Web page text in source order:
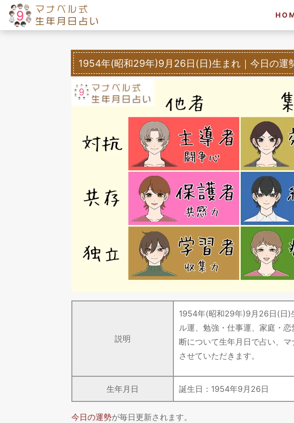
1954年(昭和29年)9月26日(日)生まれ ｜今日の運
説明
1954年(昭和29年)9月26日(日)
ル運、勉強・仕事運、家庭・
断について生年月日で占い、
させていただきます。
生年月日 誕生日： 1954年9 月 26日
今日の運勢が毎日更新されます。